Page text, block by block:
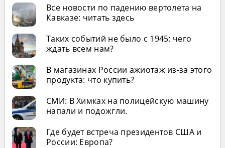
Все новости по падению вертолета на
Кавказе: читать здесь
Таких событий не было с 1945: чего
ждать всем нам?
В магазинах России ажиотаж из-за этого
продукта: что купить?
СМИ: В Химках на полицейскую машину
напали и подожгли.
Где будет встреча президентов США и
России: Европа?